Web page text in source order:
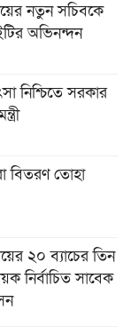
নতুন সচিবকে
অভিনন্দন
নিশ্চিতে সরকার
বিতরণ তোহা
২০ ব্যাচের তিন
নির্বাচিত সাবেক